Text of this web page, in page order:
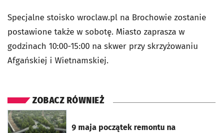
Specjalne stoisko wroclaw.pl na Brochowie zostanie
postawione także w sobotę. Miasto zaprasza w
godzinach 10:00-15:00 na skwer przy skrzyżowaniu
Afgańskiej i Wietnamskiej.
ZOBACZ RÓWNIEŻ
9 maja początek remontu na
otworzy się w nowej karcie